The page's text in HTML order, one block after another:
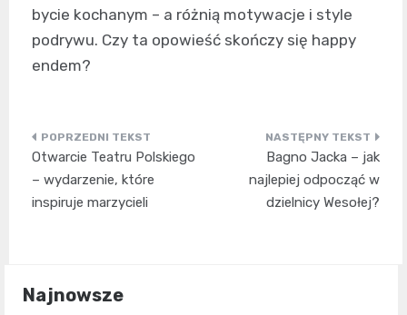
bycie kochanym – a różnią motywacje i style
podrywu. Czy ta opowieść skończy się happy
endem?
Nawigacja
wpisu
Otwarcie Teatru Polskiego
– wydarzenie, które
inspiruje marzycieli
Bagno Jacka – jak
najlepiej odpocząć w
dzielnicy Wesołej?
Najnowsze